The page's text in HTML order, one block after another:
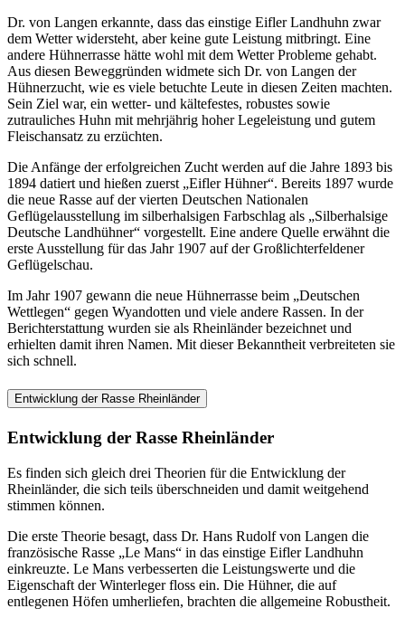
Dr. von Langen erkannte, dass das einstige Eifler Landhuhn zwar
dem Wetter widersteht, aber keine gute Leistung mitbringt. Eine
andere Hühnerrasse hätte wohl mit dem Wetter Probleme gehabt.
Aus diesen Beweggründen widmete sich Dr. von Langen der
Hühnerzucht, wie es viele betuchte Leute in diesen Zeiten machten.
Sein Ziel war, ein wetter- und kältefestes, robustes sowie
zutrauliches Huhn mit mehrjährig hoher Legeleistung und gutem
Fleischansatz zu erzüchten.
Die Anfänge der erfolgreichen Zucht werden auf die Jahre 1893 bis
1894 datiert und hießen zuerst „Eifler Hühner“. Bereits 1897 wurde
die neue Rasse auf der vierten Deutschen Nationalen
Geflügelausstellung im silberhalsigen Farbschlag als „Silberhalsige
Deutsche Landhühner“ vorgestellt. Eine andere Quelle erwähnt die
erste Ausstellung für das Jahr 1907 auf der Großlichterfeldener
Geflügelschau.
Im Jahr 1907 gewann die neue Hühnerrasse beim „Deutschen
Wettlegen“ gegen Wyandotten und viele andere Rassen. In der
Berichterstattung wurden sie als Rheinländer bezeichnet und
erhielten damit ihren Namen. Mit dieser Bekanntheit verbreiteten sie
sich schnell.
Entwicklung der Rasse Rheinländer
Entwicklung der Rasse Rheinländer
Es finden sich gleich drei Theorien für die Entwicklung der
Rheinländer, die sich teils überschneiden und damit weitgehend
stimmen können.
Die erste Theorie besagt, dass Dr. Hans Rudolf von Langen die
französische Rasse „Le Mans“ in das einstige Eifler Landhuhn
einkreuzte. Le Mans verbesserten die Leistungswerte und die
Eigenschaft der Winterleger floss ein. Die Hühner, die auf
entlegenen Höfen umherliefen, brachten die allgemeine Robustheit.